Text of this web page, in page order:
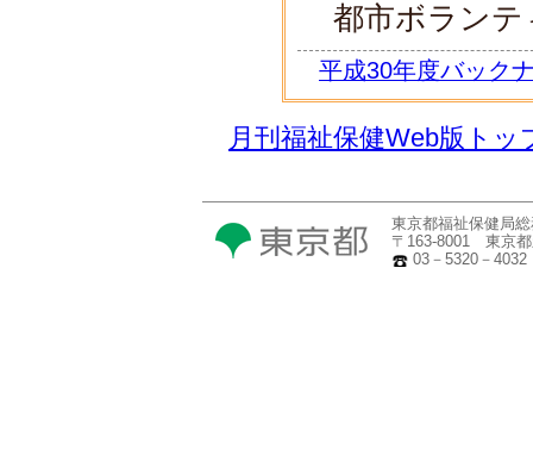
都市ボランテ
平成30年度バック
月刊福祉保健Web版トッ
東京都福祉保健局
〒163-8001 東京都
03－5320－